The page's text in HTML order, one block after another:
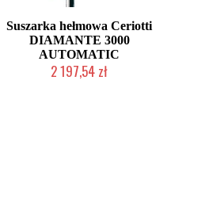
Suszarka hełmowa Ceriotti
DIAMANTE 3000
AUTOMATIC
2 197,54 zł